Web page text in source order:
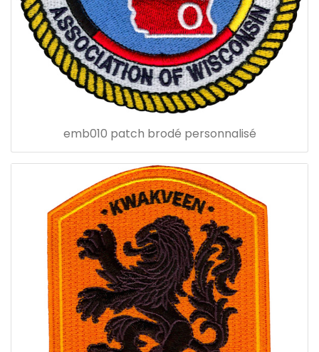
emb010 patch brodé personnalisé